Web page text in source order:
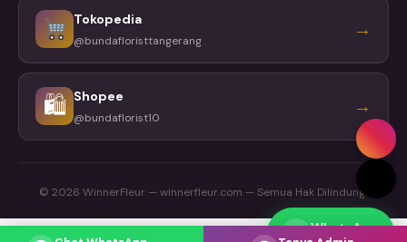
Tokopedia
@bundafloristtangerang →
🛍 Shopee
@bundaflorist10 →
© 2026 WinnerFleur — winnerfleur.com — Semua Hak Dilindungi
WhatsApp